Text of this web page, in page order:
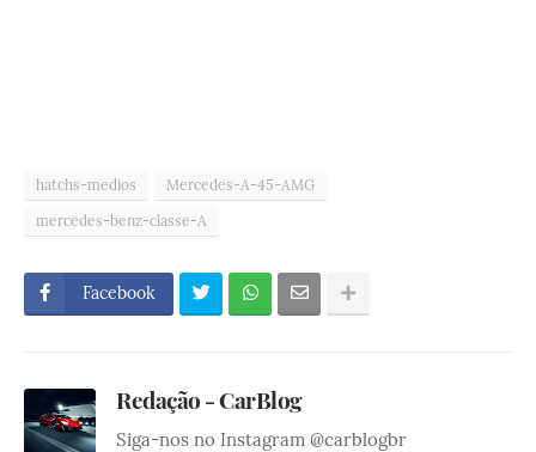
hatchs-medios
Mercedes-A-45-AMG
mercedes-benz-classe-A
Facebook
Redação - CarBlog
Siga-nos no Instagram @carblogbr